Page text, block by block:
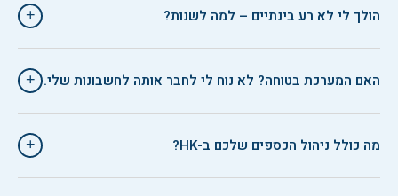
הולך לי לא רע בינתיים – למה לשנות? +
האם המערכת בטוחה? לא נוח לי לחבר אותה לחשבונות שלי. +
מה כולל ניהול הכספים שלכם ב-HK? +